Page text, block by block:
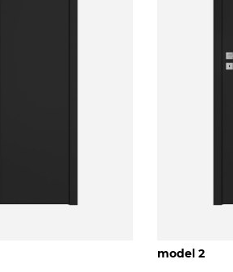
model 2